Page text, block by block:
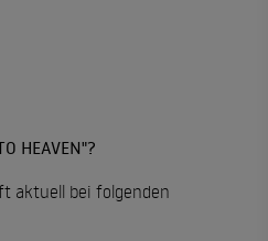
HEAVEN"?
aktuell bei folgenden